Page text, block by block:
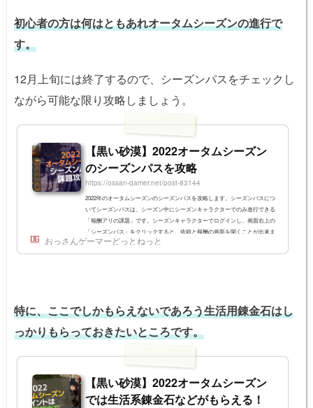
初心者の方は何はともあれオータムシーズンの進行で
す。
12月上旬には終了するので、シーズンパスをチェックし
ながら可能な限り攻略しましょう。
【黒い砂漠】2022オータムシーズン
のシーズンパスを攻略
https://ossan-gamer.net/post-83144
2022年のオータムシーズンのシーズンパスを攻略します。シーズンパスにつ
いてシーズンパスは、シーズン中にシーズンキャラクターでのみ進行できる
「報酬アリの課題」です。シーズンキャラクターでログインし、画面右上の
「シーズンパス」をクリックすると、依頼と報酬の画面を開くことが出来ま
す。画面の左側に表示され、ゲームをプレイしながら課題内容を確認しやす
くなっています。【599パール】闇の精霊パスでは1680パール相当のアイテ
おっさんゲーマーどっとねっと
特に、ここでしかもらえないであろう生活用錬金石はし
っかりもらっておきたいところです。
【黒い砂漠】2022オータムシーズン
では生活系錬金石などがもらえる！